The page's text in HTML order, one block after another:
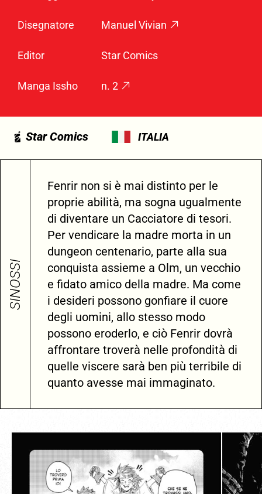
Disegnatore Manuel Vivian
Editor Star Comics
Manga Issho n. 2
Star Comics ITALIA
SINOSSI
Fenrir non si è mai distinto per le
proprie abilità, ma sogna ugualmente
di diventare un Cacciatore di tesori.
Per vendicare la madre morta in un
dungeon centenario, parte alla sua
conquista assieme a Olm, un vecchio
e fidato amico della madre. Ma come
i desideri possono gonfiare il cuore
degli uomini, allo stesso modo
possono eroderlo, e ciò Fenrir dovrà
affrontare troverà nelle profondità di
quelle viscere sarà ben più terribile di
quanto avesse mai immaginato.